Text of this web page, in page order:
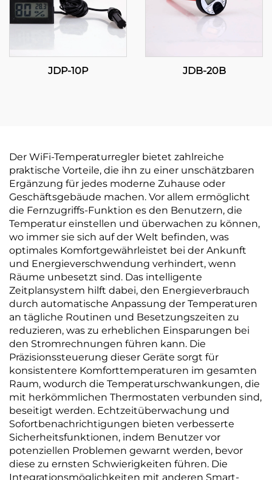
JDP-10P JDB-20B
Der WiFi-Temperaturregler bietet zahlreiche
praktische Vorteile, die ihn zu einer unschätzbaren
Ergänzung für jedes moderne Zuhause oder
Geschäftsgebäude machen. Vor allem ermöglicht
die Fernzugriffs-Funktion es den Benutzern, die
Temperatur einstellen und überwachen zu können,
wo immer sie sich auf der Welt befinden, was
optimales Komfortgewährleistet bei der Ankunft
und Energieverschwendung verhindert, wenn
Räume unbesetzt sind. Das intelligente
Zeitplansystem hilft dabei, den Energieverbrauch
durch automatische Anpassung der Temperaturen
an tägliche Routinen und Besetzungszeiten zu
reduzieren, was zu erheblichen Einsparungen bei
den Stromrechnungen führen kann. Die
Präzisionssteuerung dieser Geräte sorgt für
konsistentere Komforttemperaturen im gesamten
Raum, wodurch die Temperaturschwankungen, die
mit herkömmlichen Thermostaten verbunden sind,
beseitigt werden. Echtzeitüberwachung und
Sofortbenachrichtigungen bieten verbesserte
Sicherheitsfunktionen, indem Benutzer vor
potenziellen Problemen gewarnt werden, bevor
diese zu ernsten Schwierigkeiten führen. Die
Integrationsmöglichkeiten mit anderen Smart-